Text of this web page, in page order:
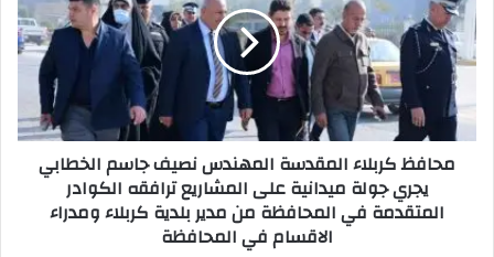
المهندس
نصيف
جاسم
الخطابي
يجري
جولة
ميدانية
المشاريع
محافظ كربلاء المقدسة المهندس نصيف جاسم الخطابي
يجري جولة ميدانية على المشاريع ترافقه الكوادر
المتقدمة في المحافظة من مدير بلدية كربلاء ومدراء
الاقسام في المحافظة